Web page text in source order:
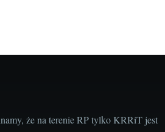
że na terenie RP tylko KRRiT jest